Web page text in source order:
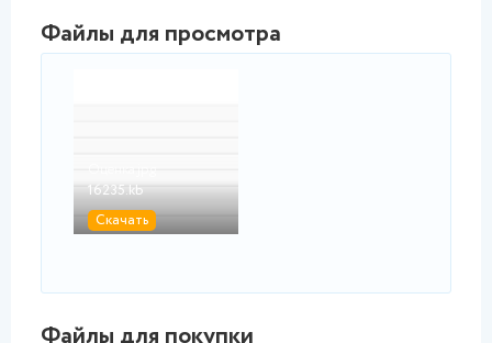
Файлы для просмотра
16235.kb
Скачать